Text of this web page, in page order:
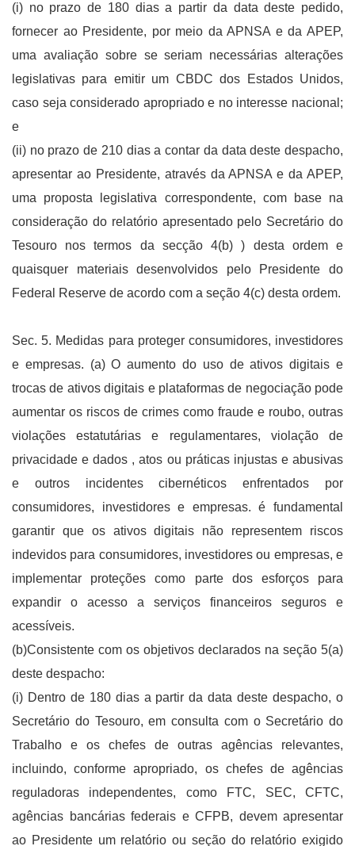
(i) no prazo de 180 dias a partir da data deste pedido,
fornecer ao Presidente, por meio da APNSA e da APEP,
uma avaliação sobre se seriam necessárias alterações
legislativas para emitir um CBDC dos Estados Unidos,
caso seja considerado apropriado e no interesse nacional;
e
(ii) no prazo de 210 dias a contar da data deste despacho,
apresentar ao Presidente, através da APNSA e da APEP,
uma proposta legislativa correspondente, com base na
consideração do relatório apresentado pelo Secretário do
Tesouro nos termos da secção 4(b) ) desta ordem e
quaisquer materiais desenvolvidos pelo Presidente do
Federal Reserve de acordo com a seção 4(c) desta ordem.
Sec. 5. Medidas para proteger consumidores, investidores
e empresas. (a) O aumento do uso de ativos digitais e
trocas de ativos digitais e plataformas de negociação pode
aumentar os riscos de crimes como fraude e roubo, outras
violações estatutárias e regulamentares, violação de
privacidade e dados , atos ou práticas injustas e abusivas
e outros incidentes cibernéticos enfrentados por
consumidores, investidores e empresas. é fundamental
garantir que os ativos digitais não representem riscos
indevidos para consumidores, investidores ou empresas, e
implementar proteções como parte dos esforços para
expandir o acesso a serviços financeiros seguros e
acessíveis.
(b)Consistente com os objetivos declarados na seção 5(a)
deste despacho:
(i) Dentro de 180 dias a partir da data deste despacho, o
Secretário do Tesouro, em consulta com o Secretário do
Trabalho e os chefes de outras agências relevantes,
incluindo, conforme apropriado, os chefes de agências
reguladoras independentes, como FTC, SEC, CFTC,
agências bancárias federais e CFPB, devem apresentar
ao Presidente um relatório ou seção do relatório exigido